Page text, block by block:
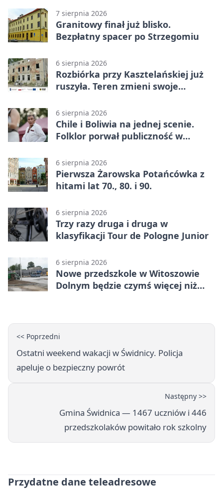
7 sierpnia 2026
Granitowy finał już blisko.
Bezpłatny spacer po Strzegomiu
6 sierpnia 2026
Rozbiórka przy Kasztelańskiej już
ruszyła. Teren zmieni swoje
6 sierpnia 2026
Chile i Boliwia na jednej scenie.
Folklor porwał publiczność w
6 sierpnia 2026
Pierwsza Żarowska Potańcówka z
hitami lat 70., 80. i 90.
6 sierpnia 2026
Trzy razy druga i druga w
klasyfikacji Tour de Pologne Junior
6 sierpnia 2026
Nowe przedszkole w Witoszowie
Dolnym będzie czymś więcej niż
<< Poprzedni
Ostatni weekend wakacji w Świdnicy. Policja
apeluje o bezpieczny powrót
Następny >>
Gmina Świdnica — 1467 uczniów i 446
przedszkolaków powitało rok szkolny
Przydatne dane teleadresowe